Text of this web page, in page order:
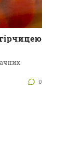
0